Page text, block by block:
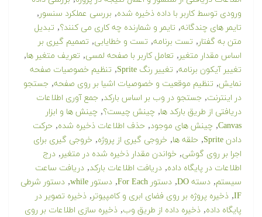
ورودی توسط کاربر با داده ذخیره شده, بررسی عملکرد سنسور,
تایمر های چندگانه, تایمر و شمارنده چه کاری می کنند؟, تبدیل
متن به گفتار, تست برنامه, تست و خطایابی, تصمیم گیری بر
اساس مقدار متغیر, تعامل کاربر با صفحه لمسی, تعریف متغیر ها,
تغییر آیکون برنامه, تغییر رنگ Sprite , تنظیم خصوصیات صفحه
نمایش, تنظیم موقعیت و خصوصیات اشیا بر روی صفحه, جستجو
در اینترنت, جستجو در وب بر اساس بارکد, جمع آوری اطلاعات
دریافتی از طریق بارکد ها, چینش چیست؟, چینش ها و ابزار
Canvas
, چینش های موجود, حذف اطلاعات ذخیره شده, حرکت
دادن Sprite
, حلقه ها, خروجی گیری از پروژه, خروجی گیری برای
اجرا بر روی گوشی, خواندن مقدار ذخیره شده در متغیر, درج
اطلاعات در پایگاه داده, دریافت اطلاعات بارکد, دریافت ساعت
سیستم, دسته DO , دستور For Each , دستور while , دستور شرطی
IF
, ذخیره پروژه بر روی فضای ابری و کامپیوتر, ذخیره تصویر در
پایگاه داده, ذخیره داده از طریق وب, ذخیره سازی اطلاعات بر روی